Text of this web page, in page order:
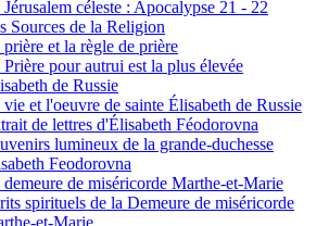
céleste : Apocalypse 21 - 22
Sources de la Religion
et la règle de prière
pour autrui est la plus élevée
de Russie
et l'oeuvre de sainte Élisabeth de Russie
de lettres d'Élisabeth Féodorovna
lumineux de la grande-duchesse
Feodorovna
de miséricorde Marthe-et-Marie
spirituels de la Demeure de miséricorde
et-Marie